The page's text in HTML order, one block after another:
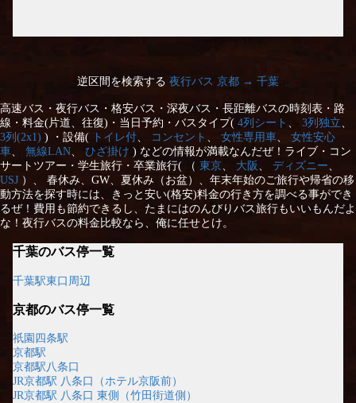
逆区間を検索する 夜行バス 京都 → 千葉
高速バス・夜行バス・格安バス・深夜バス・長距離バスの時刻表・路
線・料金(片道、往復)・当日予約・バスタイプ( 4列シート 3列独立
3列(2x1) ) ・設備( トイレ付 コンセント 女性専用車
女性安心
車
無線LAN ひざ掛け ) などの情報が満載なんだぜ！ライブ・コン
サートツアー・学生旅行・卒業旅行( （ 東京 大阪 ディズニー
USJ ）、 春休み、GW、夏休み（お盆）、年末年始のご旅行や帰省の移
動方法を探す時には、きっと安い(格安)料金の行き方を調べる事ができ
るぜ！費用も節約できるし、たまにはのんびりバス旅行もいいもんだよ
な！夜行バスの料金比較なら、俺に任せとけ。
千葉のバス停一覧
千葉駅東口周辺
京都のバス停一覧
祇園四条駅
京都駅
京都駅八条口
JR京都駅 八条口（ホテル京阪前）
JR京都駅 八条口 東側（竹田街道側）